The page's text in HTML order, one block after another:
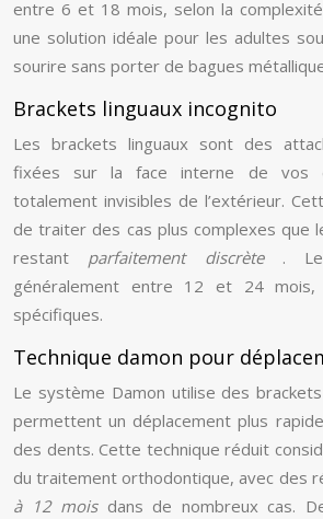
entre 6 et 18 mois, selon la
une solution idéale pour les adultes
sourire sans porter de bagues
Brackets linguaux incognito
Les brackets linguaux sont des
fixées sur la face interne de vos
totalement invisibles de l’extérieur.
de traiter des cas plus complexes que
restant parfaitement discrète .
généralement entre 12 et 24 mois,
spécifiques.
Technique damon pour
Le système Damon utilise des
permettent un déplacement plus
des dents. Cette technique réduit
du traitement orthodontique, avec des
à 12 mois dans de nombreux cas.